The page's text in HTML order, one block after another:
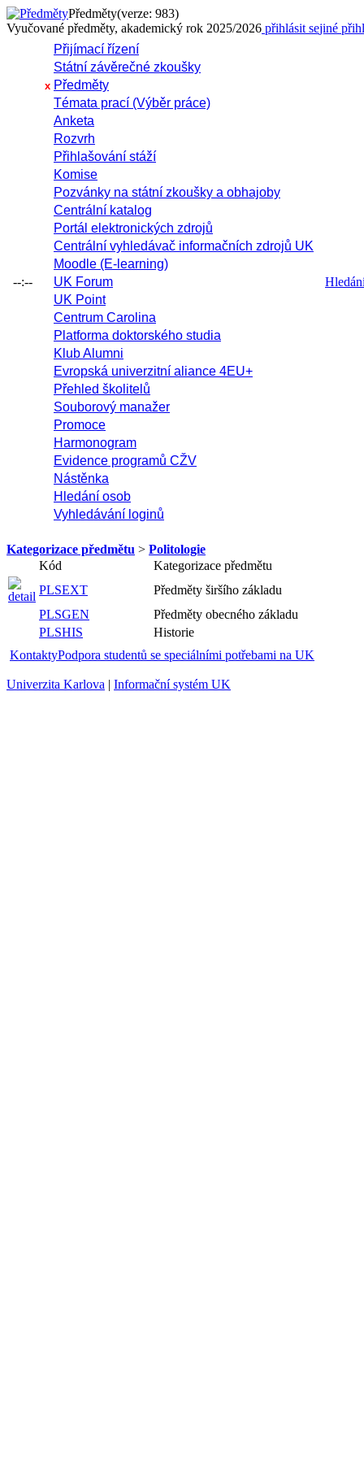
Předměty(verze: 983)
Vyučované předměty, akademický rok 2025/2026 přihlásit sejiné
--:--
Přijímací řízení
Státní závěrečné zkoušky
x Předměty
Témata prací (Výběr práce)
Anketa
Rozvrh
Přihlašování stáží
Komise
Pozvánky na státní zkoušky a obhajoby
Centrální katalog
Portál elektronických zdrojů
Centrální vyhledávač informačních zdrojů UK
Moodle (E-learning)
UK Forum
UK Point
Centrum Carolina
Platforma doktorského studia
Klub Alumni
Evropská univerzitní aliance 4EU+
Přehled školitelů
Souborový manažer
Promoce
Harmonogram
Evidence programů CŽV
Nástěnka
Hledání osob
Vyhledávání loginů
Kategorizace předmětu > Politologie
Kód
Kategorizace předmětu
PLSEXT
Předměty širšího základu
PLSGEN
Předměty obecného základu
PLSHIS
Historie
KontaktyPodpora studentů se speciálními potřebami na UK
Univerzita Karlova | Informační systém UK